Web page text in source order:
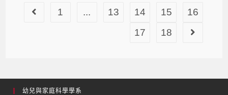
1 ... 13 14 15
16
17
18
幼兒與家庭科學學系